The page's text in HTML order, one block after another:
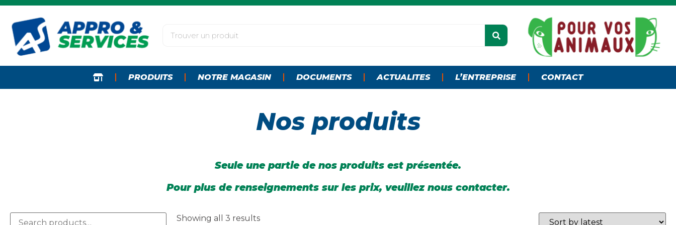
PRODUITS NOTRE MAGASIN DOCUMENTS ACTUALITES L’ENTREPRISE CONTACT
Nos produits
Seule une partie de nos produits est présentée.
Pour plus de renseignements sur les prix, veuillez nous contacter.
Showing all 3 results